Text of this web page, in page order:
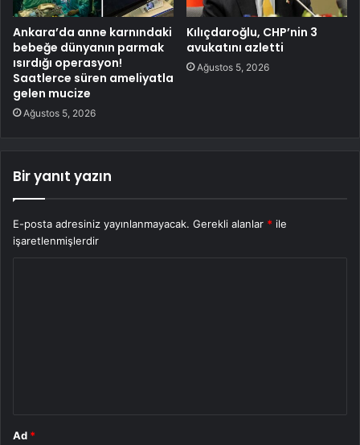
Ankara’da anne karnındaki
bebeğe dünyanın parmak
ısırdığı operasyon!
Saatlerce süren ameliyatla
gelen mucize
Ağustos 5, 2026
Kılıçdaroğlu, CHP’nin 3
avukatını azletti
Ağustos 5, 2026
Bir yanıt yazın
E-posta adresiniz yayınlanmayacak. Gerekli alanlar * ile
işaretlenmişlerdir
Ad *